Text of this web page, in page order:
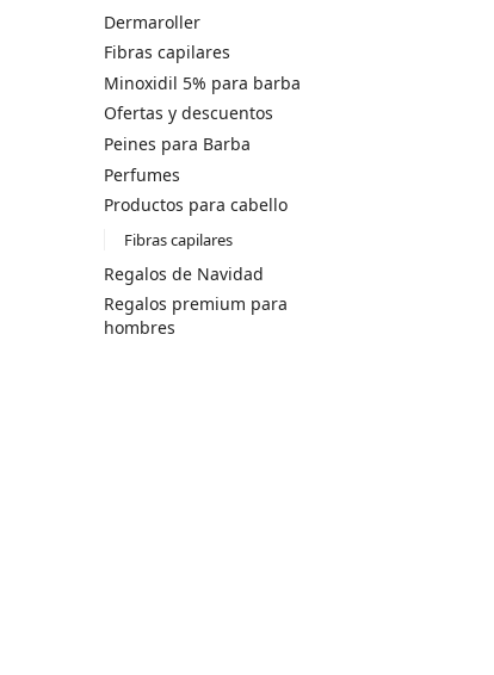
Dermaroller
Fibras capilares
Minoxidil 5% para barba
Ofertas y descuentos
Peines para Barba
Perfumes
Productos para cabello
Fibras capilares
Regalos de Navidad
Regalos premium para
hombres